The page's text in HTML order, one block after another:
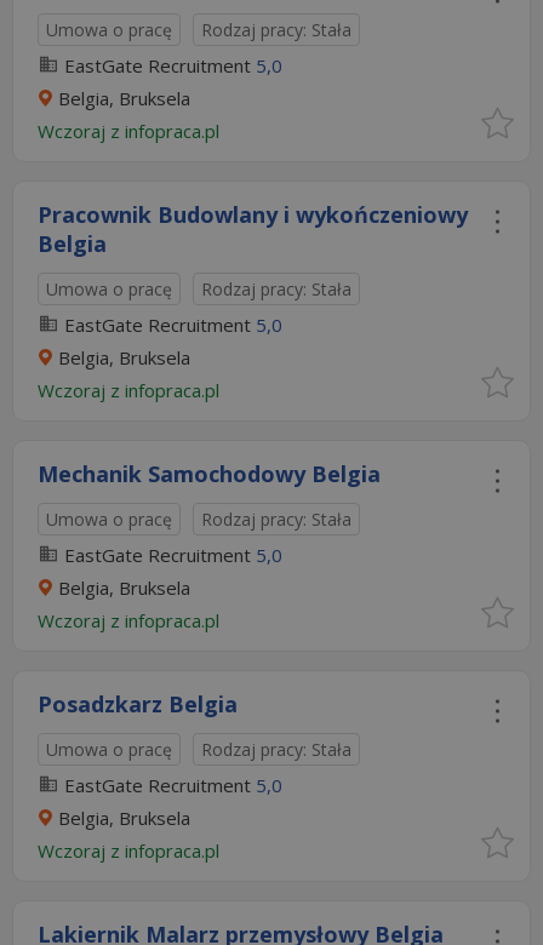
Umowa o pracę Rodzaj pracy: Stała
EastGate Recruitment 5,0
Belgia, Bruksela
Wczoraj z infopraca.pl
Pracownik Budowlany i wykończeniowy
Belgia
Umowa o pracę Rodzaj pracy: Stała
EastGate Recruitment 5,0
Belgia, Bruksela
Wczoraj z infopraca.pl
Mechanik Samochodowy Belgia
Umowa o pracę Rodzaj pracy: Stała
EastGate Recruitment 5,0
Belgia, Bruksela
Wczoraj z infopraca.pl
Posadzkarz Belgia
Umowa o pracę Rodzaj pracy: Stała
EastGate Recruitment 5,0
Belgia, Bruksela
Wczoraj z infopraca.pl
Lakiernik Malarz przemysłowy Belgia